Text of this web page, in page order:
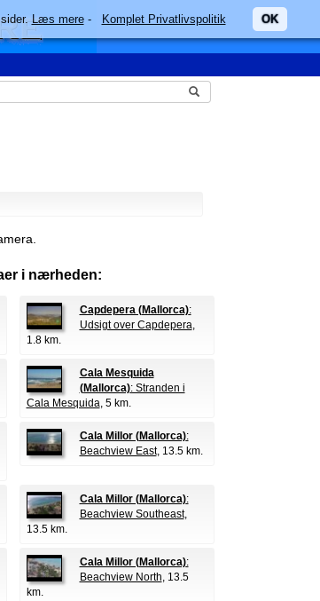
i nærheden:
Capdepera (Mallorca):
Udsigt over Capdepera,
1.8 km.
Cala Mesquida
(Mallorca): Stranden i
Cala Mesquida, 5 km.
Cala Millor (Mallorca):
Beachview East, 13.5 km.
Cala Millor (Mallorca):
Beachview Southeast,
13.5 km.
Cala Millor (Mallorca):
Beachview North, 13.5
km.
sider.Læs mere- Komplet Privatlivspolitik OK